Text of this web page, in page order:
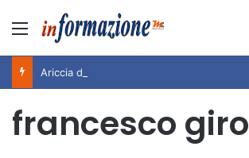
Menu
francesco giro